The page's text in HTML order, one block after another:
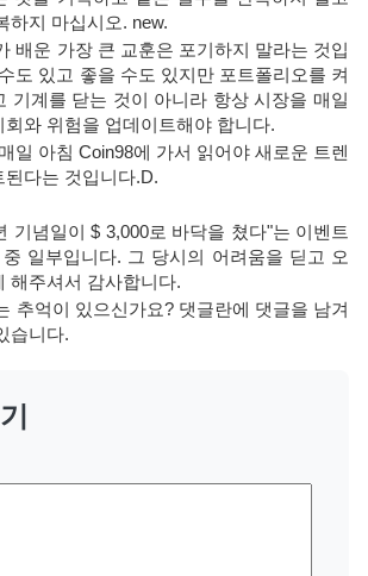
하지 마십시오. new.
배운 가장 큰 교훈은 포기하지 말라는 것입
도 있고 좋을 수도 있지만 포트폴리오를 켜
기계를 닫는 것이 아니라 항상 시장을 매일
와 위험을 업데이트해야 합니다.
일 아침 Coin98에 가서 읽어야 새로운 트렌
다는 것입니다.D.
기념일이 $ 3,000로 바닥을 쳤다"는 이벤트
일부입니다. 그 당시의 어려움을 딛고 오
해주셔서 감사합니다.
추억이 있으신가요? 댓글란에 댓글을 남겨
습니다.